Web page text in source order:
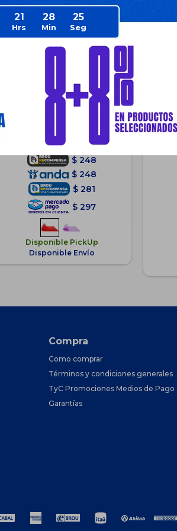
21 28 24
Colchoneta Yogamat Pilates
Gimnasia Abdominales 3mm
- Roja
$
$ 248
$ 248
$ 281
$ 297
Disponible PickUp
Disponible Envío
Compra
Como comprar
Términos y condiciones generales
TyC Promociones Medios de Pago
Garantías